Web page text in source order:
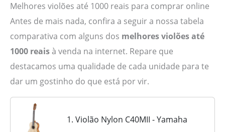
Melhores violões até 1000 reais para comprar online
Antes de mais nada, confira a seguir a nossa tabela
comparativa com alguns dos melhores violões até
1000 reaisà venda na internet. Repare que
destacamos uma qualidade de cada unidade para te
dar um gostinho do que está por vir.
1. Violão Nylon C40MII - Yamaha